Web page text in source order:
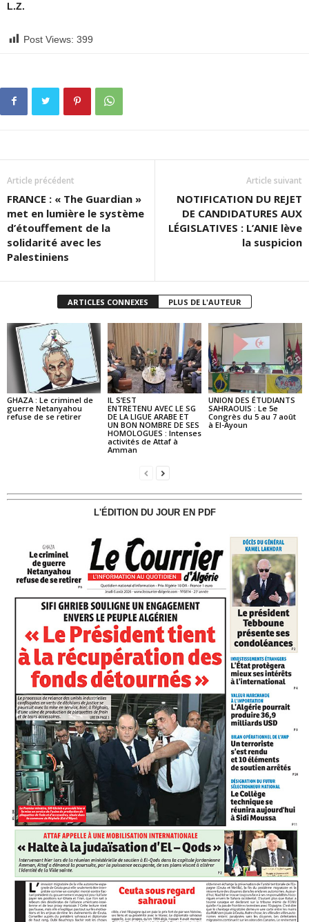
L.Z.
Post Views: 399
Article précédent
FRANCE : « The Guardian »
met en lumière le système
d’étouffement de la
solidarité avec les
Palestiniens
Article suivant
NOTIFICATION DU REJET
DE CANDIDATURES AUX
LÉGISLATIVES : L’ANIE lève
la suspicion
ARTICLES CONNEXES PLUS DE L'AUTEUR
GHAZA : Le criminel de
guerre Netanyahou
refuse de se retirer
IL S’EST
ENTRETENU AVEC LE SG
DE LA LIGUE ARABE ET
UN BON NOMBRE DE SES
HOMOLOGUES : Intenses
activités de Attaf à
Amman
UNION DES ÉTUDIANTS
SAHRAOUIS : Le 5e
Congrès du 5 au 7 août
à El-Ayoun
L'ÉDITION DU JOUR EN PDF